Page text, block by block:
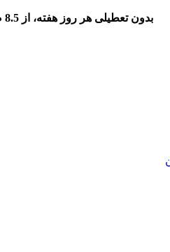
بدون تعطیلی هر روز هفته، از 8.5 صبح تا 9 شب